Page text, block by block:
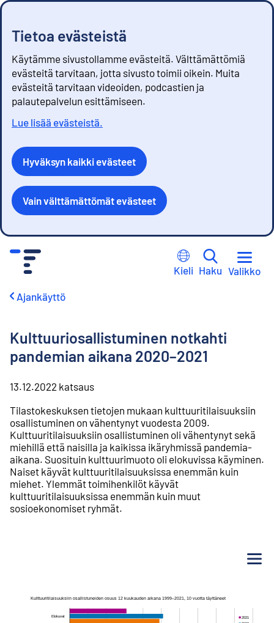
Tietoa evästeistä
Käytämme sivustollamme evästeitä. Välttämättömiä
evästeitä tarvitaan, jotta sivusto toimii oikein. Muita
evästeitä tarvitaan videoiden, podcastien ja
palautepalvelun esittämiseen.
Lue lisää evästeistä.
Hyväksyn kaikki evästeet
Vain välttämättömät evästeet
Kieli Haku Valikko
Ajankäyttö
Kulttuuriosallistuminen notkahti
pandemian aikana 2020–2021
13.12.2022 katsaus
Tilastokeskuksen tietojen mukaan kulttuuritilaisuuksiin
osallistuminen on vähentynyt vuodesta 2009.
Kulttuuritilaisuuksiin osallistuminen oli vähentynyt sekä
miehillä että naisilla ja kaikissa ikäryhmissä pandemia-
aikana. Suosituin kulttuurimuoto oli elokuvissa käyminen.
Naiset käyvät kulttuuritilaisuuksissa enemmän kuin
miehet. Ylemmät toimihenkilöt käyvät
kulttuuritilaisuuksissa enemmän kuin muut
sosioekonomiset ryhmät.